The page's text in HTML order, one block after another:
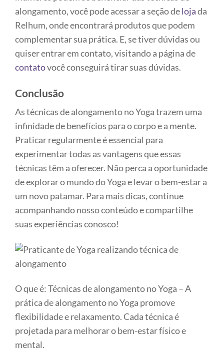
alongamento, você pode acessar a seção delojada
Relhum, onde encontrará produtos que podem
complementar sua prática. E, se tiver dúvidas ou
quiser entrar em contato, visitando a página de
contatovocê conseguirá tirar suas dúvidas.
Conclusão
As técnicas de alongamento no Yoga trazem uma
infinidade de benefícios para o corpo e a mente.
Praticar regularmente é essencial para
experimentar todas as vantagens que essas
técnicas têm a oferecer. Não perca a oportunidade
de explorar o mundo do Yoga e levar o bem-estar a
um novo patamar. Para mais dicas, continue
acompanhando nosso conteúdo e compartilhe
suas experiências conosco!
O que é: Técnicas de alongamento no Yoga – A
prática de alongamento no Yoga promove
flexibilidade e relaxamento. Cada técnica é
projetada para melhorar o bem-estar físico e
mental.